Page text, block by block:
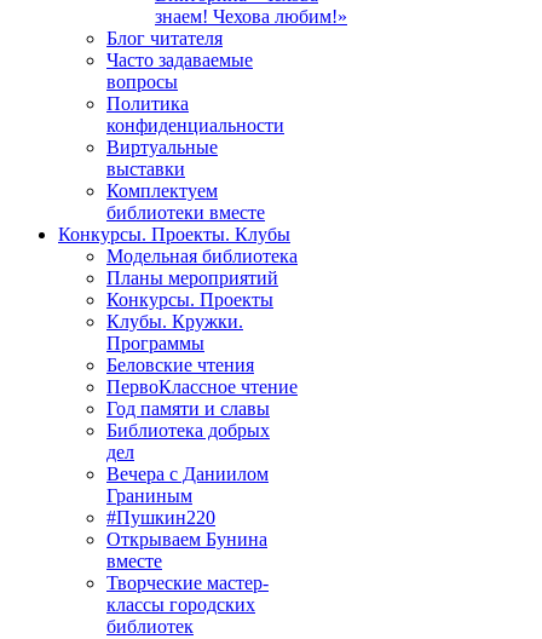
знаем! Чехова любим!»
Блог читателя
Часто задаваемые
вопросы
Политика
конфиденциальности
Виртуальные
выставки
Комплектуем
библиотеки вместе
Конкурсы. Проекты. Клубы
Модельная библиотека
Планы мероприятий
Конкурсы. Проекты
Клубы. Кружки.
Программы
Беловские чтения
ПервоКлассное чтение
Год памяти и славы
Библиотека добрых
дел
Вечера с Даниилом
Граниным
#Пушкин220
Открываем Бунина
вместе
Творческие мастер-
классы городских
библиотек